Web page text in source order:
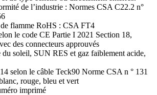
de l’industrie : Normes CSA C22.2 n°
flamme RoHS : CSA FT4
le code CE Partie I 2021 Section 18,
des connecteurs approuvés
du soleil, SUN RES et gaz faiblement acide,
selon le câble Teck90 Norme CSA n ° 131
rouge, bleu et vert
imprimé